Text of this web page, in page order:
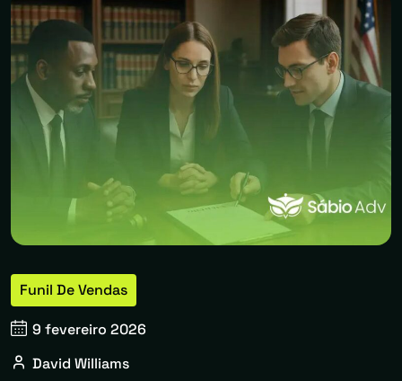
Funil De Vendas
9 fevereiro 2026
David Williams